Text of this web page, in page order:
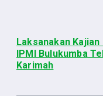
Laksanakan
IPMI Bulukumba
Karimah